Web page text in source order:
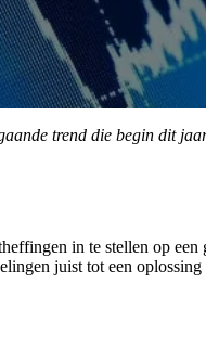
trend die begin dit
in te stellen op
juist tot een oplossing